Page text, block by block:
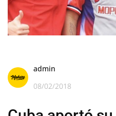
admin
08/02/2018